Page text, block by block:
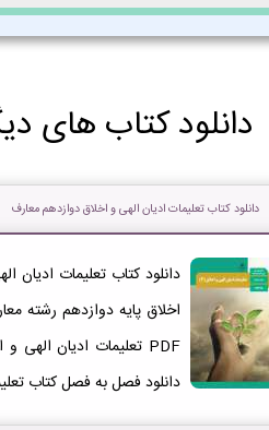
دانلود کتاب های
دانلود کتاب تعلیمات ادیان الهی و اخلاق دوازدهم معارف
دانلود فصل به فصل کتاب